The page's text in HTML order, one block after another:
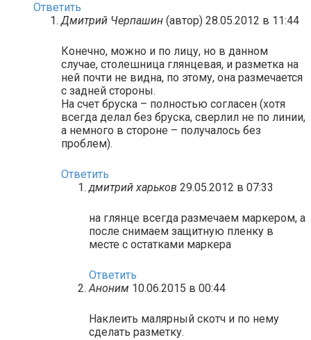
Ответить
Дмитрий Черпашин (автор) 28.05.2012 в 11:44
Конечно, можно и по лицу, но в данном
случае, столешница глянцевая, и разметка на
ней почти не видна, по этому, она размечается
с задней стороны.
На счет бруска – полностью согласен (хотя
всегда делал без бруска, сверлил не по линии,
а немного в стороне – получалось без
проблем).
Ответить
дмитрий харьков 29.05.2012 в 07:33
на глянце всегда размечаем маркером, а
после снимаем защитную пленку в
месте с остатками маркера
Ответить
Аноним 10.06.2015 в 00:44
Наклеить малярный скотч и по нему
сделать разметку.